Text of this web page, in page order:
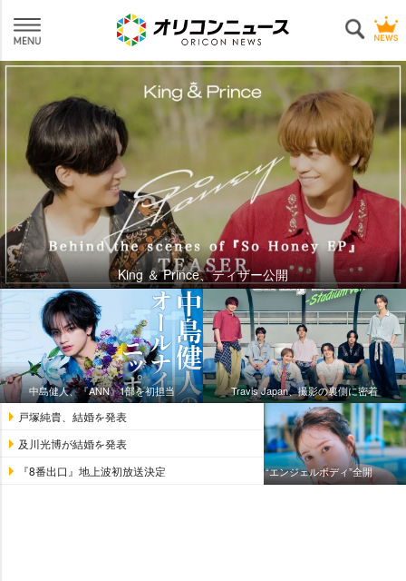
King ＆ Prince、ティザー公開
中島健人、『ANN』1部を初担当 Travis Japan、撮影の裏側に密着
戸塚純貴、結婚を発表
及川光博が結婚を発表
『8番出口』地上波初放送決定
“エンジェルボディ”全開